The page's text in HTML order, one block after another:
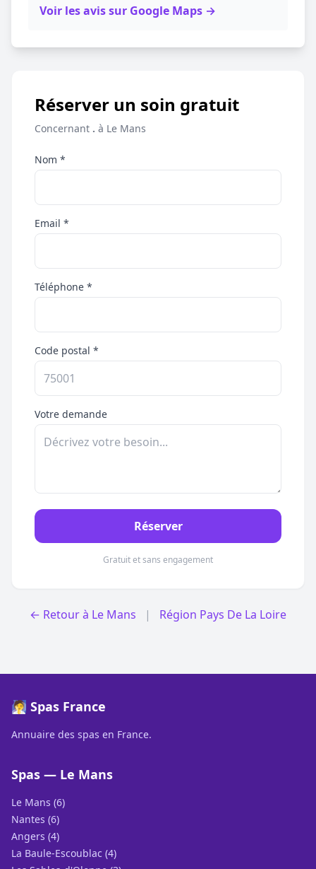
Voir les avis sur Google Maps →
Réserver un soin gratuit
Concernant . à Le Mans
Nom *
Email *
Téléphone *
Code postal *
Votre demande
Réserver
Gratuit et sans engagement
← Retour à Le Mans | Région Pays De La Loire
🧖 Spas France
Annuaire des spas en France.
Spas — Le Mans
Le Mans (6)
Nantes (6)
Angers (4)
La Baule-Escoublac (4)